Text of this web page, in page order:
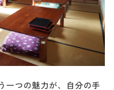
一つの魅力が、自分の手